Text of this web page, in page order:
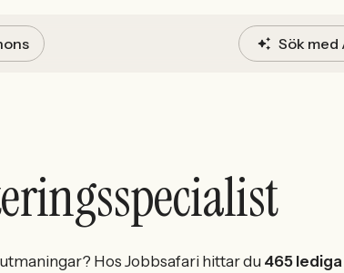
Sök med
Hos Jobbsafari hittar du 465